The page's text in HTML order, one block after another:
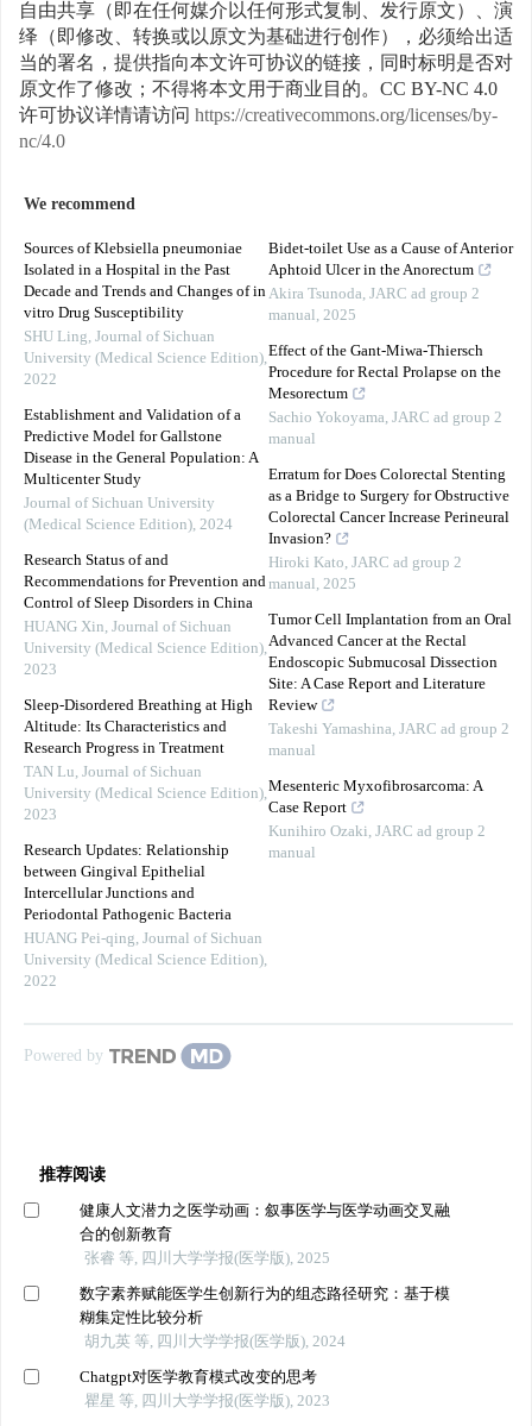
自由共享（即在任何媒介以任何形式复制、发行原文）、演
绎（即修改、转换或以原文为基础进行创作），必须给出适
当的署名，提供指向本文许可协议的链接，同时标明是否对
原文作了修改；不得将本文用于商业目的。CC BY-NC 4.0
许可协议详情请访问 https://creativecommons.org/licenses/by-
nc/4.0
We recommend
Sources of Klebsiella pneumoniae
Isolated in a Hospital in the Past
Decade and Trends and Changes of in
vitro Drug Susceptibility
SHU Ling, Journal of Sichuan
University (Medical Science Edition),
2022
Establishment and Validation of a
Predictive Model for Gallstone
Disease in the General Population: A
Multicenter Study
Journal of Sichuan University
(Medical Science Edition), 2024
Research Status of and
Recommendations for Prevention and
Control of Sleep Disorders in China
HUANG Xin, Journal of Sichuan
University (Medical Science Edition),
2023
Sleep-Disordered Breathing at High
Altitude: Its Characteristics and
Research Progress in Treatment
TAN Lu, Journal of Sichuan
University (Medical Science Edition),
2023
Research Updates: Relationship
between Gingival Epithelial
Intercellular Junctions and
Periodontal Pathogenic Bacteria
HUANG Pei-qing, Journal of Sichuan
University (Medical Science Edition),
2022
Bidet-toilet Use as a Cause of Anterior
Aphtoid Ulcer in the Anorectum
Akira Tsunoda, JARC ad group 2
manual, 2025
Effect of the Gant-Miwa-Thiersch
Procedure for Rectal Prolapse on the
Mesorectum
Sachio Yokoyama, JARC ad group 2
manual
Erratum for Does Colorectal Stenting
as a Bridge to Surgery for Obstructive
Colorectal Cancer Increase Perineural
Invasion?
Hiroki Kato, JARC ad group 2
manual, 2025
Tumor Cell Implantation from an Oral
Advanced Cancer at the Rectal
Endoscopic Submucosal Dissection
Site: A Case Report and Literature
Review
Takeshi Yamashina, JARC ad group 2
manual
Mesenteric Myxofibrosarcoma: A
Case Report
Kunihiro Ozaki, JARC ad group 2
manual
Powered by
推荐阅读
健康人文潜力之医学动画：叙事医学与医学动画交叉融
合的创新教育
张睿 等, 四川大学学报(医学版), 2025
数字素养赋能医学生创新行为的组态路径研究：基于模
糊集定性比较分析
胡九英 等, 四川大学学报(医学版), 2024
Chatgpt对医学教育模式改变的思考
瞿星 等, 四川大学学报(医学版), 2023